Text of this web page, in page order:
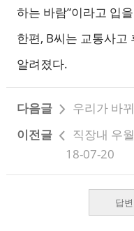
하는 바람”이라고 입
한편, B씨는 교통사고
알려졌다.
다음글 우리가 바
이전글
직장내 우
18-07-20
답변